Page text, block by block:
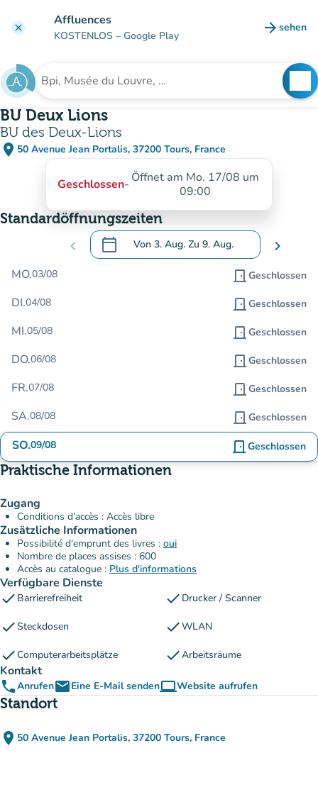
clear Affluences
KOSTENLOS – Google Play arrow_forward sehen
(new
Suche nach einer Einrichtung
BU Deux Lions
BU des Deux-Lions
place 50 Avenue Jean Portalis, 37200 Tours, France
(in Google Maps öffnen)
(new tab)
Geschlossen- Öffnet am Mo. 17/08 um
09:00
Standardöffnungszeiten
chevron_left calendar_today Von 3. Aug. Zu 9. Aug.
.Öffnen Sie den Kalender, um Daten zu
chevron_right
MO.03/08 door_front Geschlossen
DI.04/08 door_front Geschlossen
MI.05/08 door_front Geschlossen
DO.06/08 door_front Geschlossen
FR.07/08 door_front Geschlossen
SA.08/08 door_front Geschlossen
SO.09/08 door_front Geschlossen
Praktische Informationen
Zugang
Conditions d'accès : Accès libre
Zusätzliche Informationen
Possibilité d'emprunt des livres : oui
Nombre de places assises : 600
Accès au catalogue : Plus d'informations
Verfügbare Dienste
check Barrierefreiheit check Drucker / Scanner
checkSteckdosen checkWLAN
checkComputerarbeitsplätze checkArbeitsräume
Kontakt
phoneAnrufenemailEine E-Mail sendencomputerWebsite aufrufen
(new tab)
Standort
place 50 Avenue Jean Portalis, 37200 Tours, France
(in Google Maps öffnen)
(new tab)